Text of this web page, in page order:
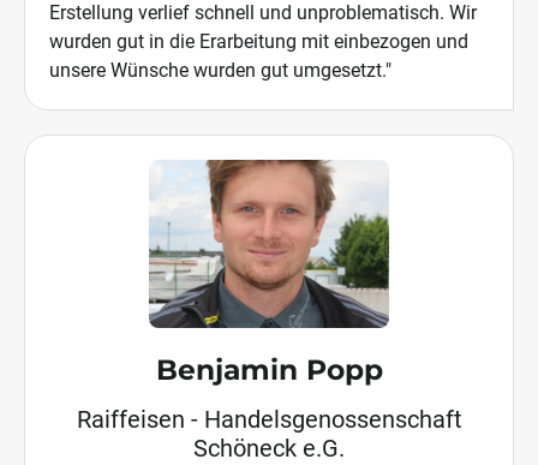
Erstellung verlief schnell und unproblematisch. Wir
wurden gut in die Erarbeitung mit einbezogen und
unsere Wünsche wurden gut umgesetzt."
Benjamin Popp
Raiffeisen - Handelsgenossenschaft
Schöneck e.G.